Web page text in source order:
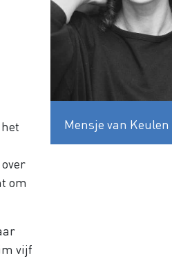
om
vijf
Mensje van Keulen